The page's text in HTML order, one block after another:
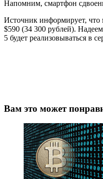
Напомним, смартфон
Источник информирует, что
$590 (34 300 рублей).
5 будет реализовываться в
Вам это может